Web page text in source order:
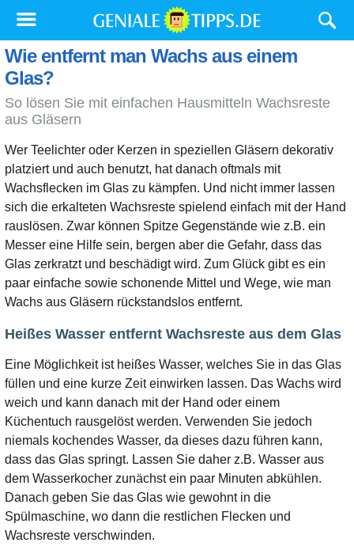
Wie entfernt man Wachs aus einem
Glas?
So lösen Sie mit einfachen Hausmitteln Wachsreste
aus Gläsern
Wer Teelichter oder Kerzen in speziellen Gläsern dekorativ
platziert und auch benutzt, hat danach oftmals mit
Wachsflecken im Glas zu kämpfen. Und nicht immer lassen
sich die erkalteten Wachsreste spielend einfach mit der Hand
rauslösen. Zwar können Spitze Gegenstände wie z.B. ein
Messer eine Hilfe sein, bergen aber die Gefahr, dass das
Glas zerkratzt und beschädigt wird. Zum Glück gibt es ein
paar einfache sowie schonende Mittel und Wege, wie man
Wachs aus Gläsern rückstandslos entfernt.
Heißes Wasser entfernt Wachsreste aus dem Glas
Eine Möglichkeit ist heißes Wasser, welches Sie in das Glas
füllen und eine kurze Zeit einwirken lassen. Das Wachs wird
weich und kann danach mit der Hand oder einem
Küchentuch rausgelöst werden. Verwenden Sie jedoch
niemals kochendes Wasser, da dieses dazu führen kann,
dass das Glas springt. Lassen Sie daher z.B. Wasser aus
dem Wasserkocher zunächst ein paar Minuten abkühlen.
Danach geben Sie das Glas wie gewohnt in die
Spülmaschine, wo dann die restlichen Flecken und
Wachsreste verschwinden.